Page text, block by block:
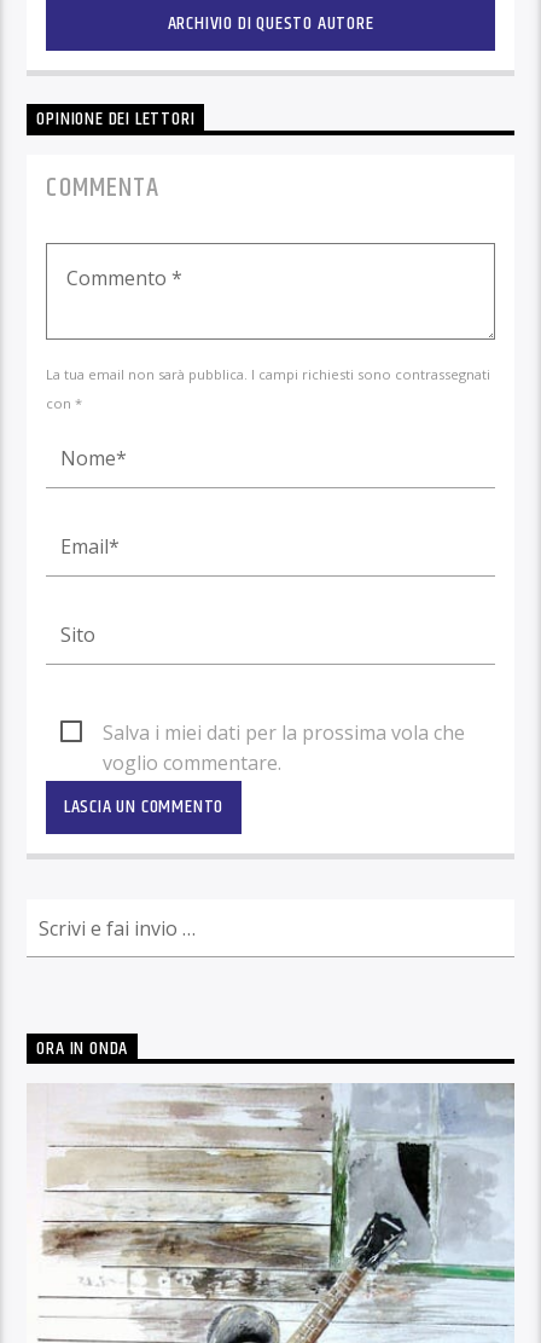
ARCHIVIO DI QUESTO AUTORE
OPINIONE DEI LETTORI
COMMENTA
La tua email non sarà pubblica. I campi richiesti sono contrassegnati
con *
Salva i miei dati per la prossima vola che
voglio commentare.
ORA IN ONDA